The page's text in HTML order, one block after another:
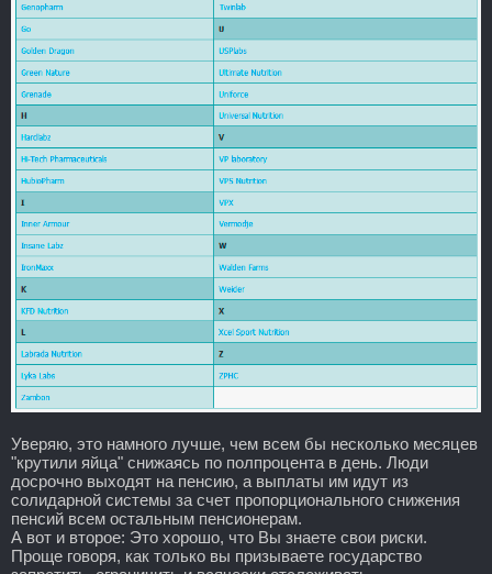
Уверяю, это намного лучше, чем всем бы несколько месяцев
"крутили яйца" снижаясь по полпроцента в день. Люди
досрочно выходят на пенсию, а выплаты им идут из
солидарной системы за счет пропорционального снижения
пенсий всем остальным пенсионерам.
А вот и второе: Это хорошо, что Вы знаете свои риски.
Проще говоря, как только вы призываете государство